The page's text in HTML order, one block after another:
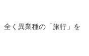
全く異業種の「旅行」を